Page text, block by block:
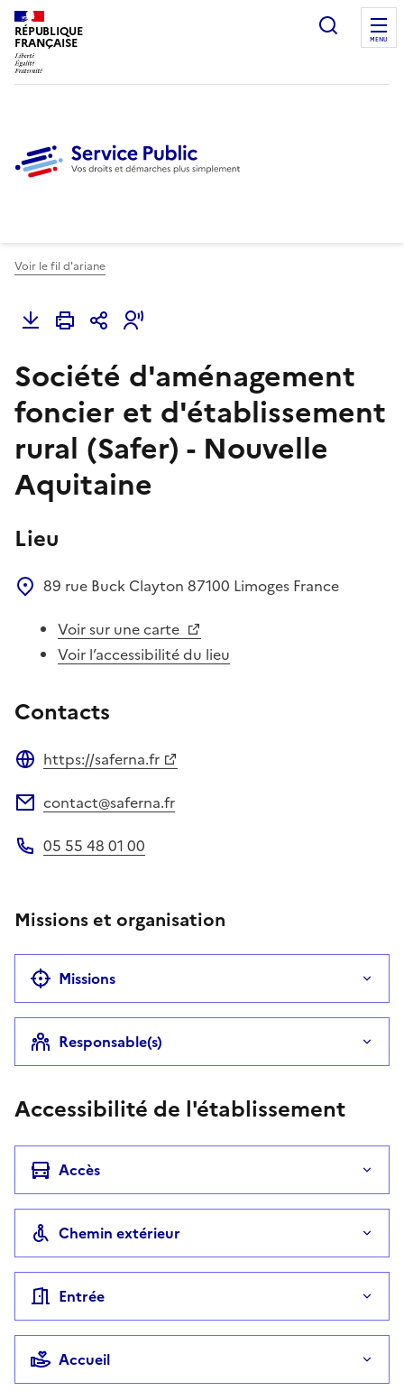
RÉPUBLIQUE
FRANÇAISE
Ouvrir
MENU
Voir le fil d'ariane
Société d'aménagement
foncier et d'établissement
rural (Safer) - Nouvelle
Aquitaine
Lieu
89 rue Buck Clayton 87100 Limoges France
Voir sur une carte
Voir l’accessibilité du lieu
Contacts
https://saferna.fr
contact@saferna.fr
05 55 48 01 00
Missions et organisation
Missions
Responsable(s)
Accessibilité de l'établissement
Accès
Chemin extérieur
Entrée
Accueil